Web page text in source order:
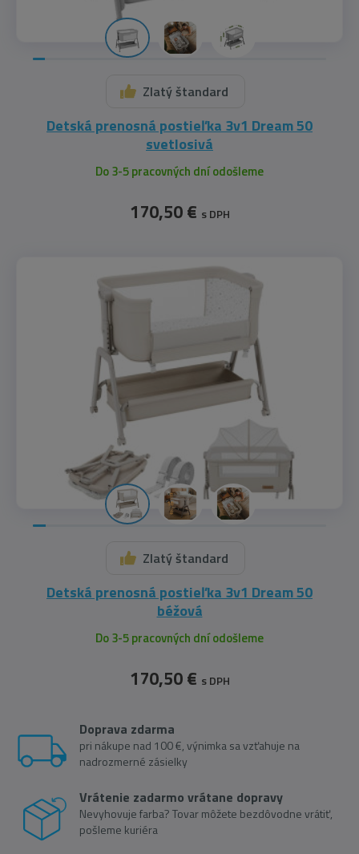
Zlatý štandard
Detská prenosná postieľka 3v1 Dream 50
svetlosivá
Do 3-5 pracovných dní odošleme
170,50 € s DPH
Zlatý štandard
Detská prenosná postieľka 3v1 Dream 50
béžová
Do 3-5 pracovných dní odošleme
170,50 € s DPH
Doprava zdarma
pri nákupe nad 100 €, výnimka sa vzťahuje na
nadrozmerné zásielky
Vrátenie zadarmo vrátane dopravy
Nevyhovuje farba? Tovar môžete bezdôvodne vrátiť,
pošleme kuriéra